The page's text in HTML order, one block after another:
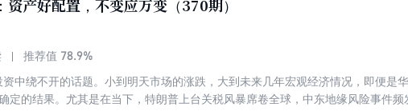
政策支持、需求升级与技术革新的多重驱动下表现亮眼，正成为资本市场的核心
，新消费行业将呈现怎样的结构性趋势？面对Z世代主导的悦己经济、智能化升
解其核心逻辑，把握机遇？ 本期专刊精选9篇深度解析，带你读懂新消费时代的投
资产好配置，不变应万变（370期）
推荐值 78.9%
中绕不开的话题。小到明天市场的涨跌，大到未来几年宏观经济情况，即便是
定的结果。尤其是在当下，特朗普上台关税风暴席卷全球，中东地缘风险事件